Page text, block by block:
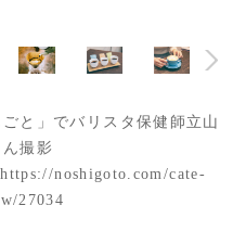
と」でバリスタ保健師立山
ん撮影
https://noshigoto.com/cate-
27034